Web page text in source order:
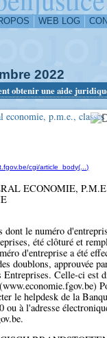
WEB LOG
2022
obtenir une aide
p.m.e., classes
cgi/article_body(...)
ECONOMIE,
dont le numéro
été clôturé et
d'entreprise a été
doublons, approuvée
Entreprises. Celle-ci est
le helpdesk de la
ou à l'adresse